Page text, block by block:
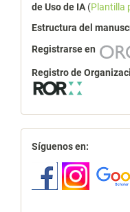
de Uso de IA (Plantilla
Estructura del
Registrarse en
Registro de
redes
Síguenos en: